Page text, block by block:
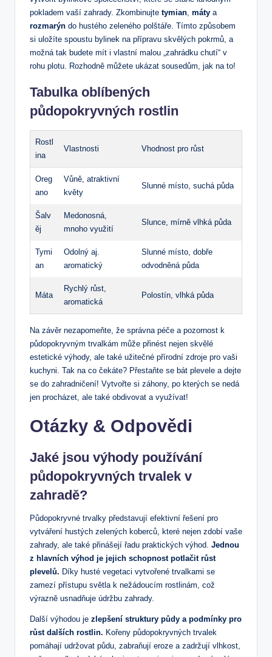
pokladem vaší zahrady. Zkombinujte tymian, máty a
rozmarýn do hustého zeleného polštáře. Tímto způsobem
si uložíte spoustu bylinek na přípravu skvělých pokrmů, a
možná tak budete mít i vlastní malou „zahrádku chutí“ v
rohu plotu. Rozhodně můžete ukázat sousedům, jak na to!
Tabulka oblíbených
půdopokryvných rostlin
Rostl
ina
Vlastnosti Vhodnost pro růst
Oreg
ano
Vůně, atraktivní
květy
Slunné místo, suchá půda
Šalv
ěj
Medonosná,
mnoho využití
Slunce, mírně vlhká půda
Tymi
an
Odolný aj.
aromatický
Slunné místo, dobře
odvodněná půda
Máta
Rychlý růst,
aromatická
Polostín, vlhká půda
Na závěr nezapomeňte, že správna péče a pozornost k
půdopokryvným trvalkám může přinést nejen skvělé
estetické výhody, ale také užitečné přírodní zdroje pro vaši
kuchyni. Tak na co čekáte? Přestaňte se bát plevele a dejte
se do zahradničení! Vytvořte si záhony, po kterých se nedá
jen procházet, ale také obdivovat a využívat!
Otázky & Odpovědi
Jaké jsou výhody používání
půdopokryvných trvalek v
zahradě?
Půdopokryvné trvalky představují efektivní řešení pro
vytváření hustých zelených koberců, které nejen zdobí vaše
zahrady, ale také přinášejí řadu praktických výhod. Jednou
z hlavních výhod je jejich schopnost potlačit růst
plevelů. Díky husté vegetaci vytvořené trvalkami se
zamezí přístupu světla k nežádoucím rostlinám, což
výrazně usnadňuje údržbu zahrady.
Další výhodou je zlepšení struktury půdy a podmínky pro
růst dalších rostlin. Kořeny půdopokryvných trvalek
pomáhají udržovat půdu, zabraňují eroze a zadržují vlhkost,